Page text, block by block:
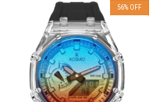
56% OFF